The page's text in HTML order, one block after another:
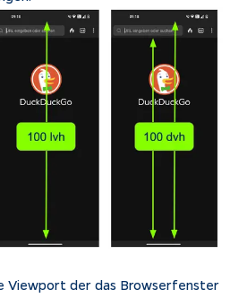
Viewport der das Browserfenster